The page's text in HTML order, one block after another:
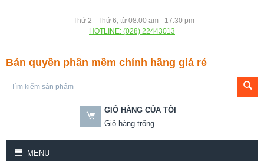
Thứ 2 - Thứ 6, từ 08:00 am - 17:30 pm
HOTLINE: (028) 22443013
Bản quyền phần mềm chính hãng giá rẻ
GIỎ HÀNG CỦA TÔI
Giỏ hàng trống
MENU